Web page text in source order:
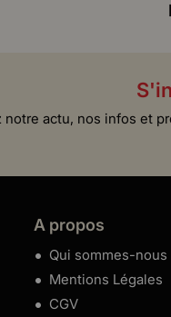
notre actu, nos infos et
A propos
Qui sommes-nous
Mentions Légales
CGV